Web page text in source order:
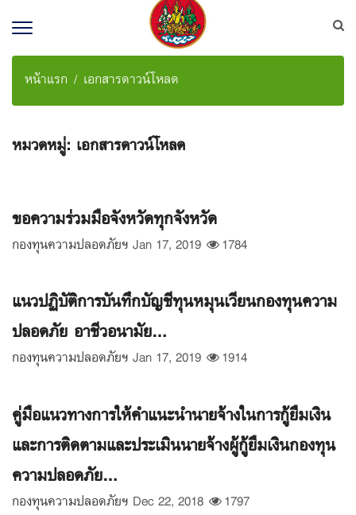
หน้าแรก เอกสารดาวน์โหลด
หมวดหมู่: เอกสารดาวน์โหลด
ขอความร่วมมือจังหวัดทุกจังหวัด
กองทุนความปลอดภัยฯ Jan 17, 2019 1784
แนวปฏิบัติการบันทึกบัญชีทุนหมุนเวียนกองทุนความ
ปลอดภัย อาชีวอนามัย...
กองทุนความปลอดภัยฯ Jan 17, 2019 1914
คู่มือแนวทางการให้คำแนะนำนายจ้างในการกู้ยืมเงิน
และการติดตามและประเมินนายจ้างผู้กู้ยืมเงินกองทุน
ความปลอดภัย...
กองทุนความปลอดภัยฯ Dec 22, 2018 1797